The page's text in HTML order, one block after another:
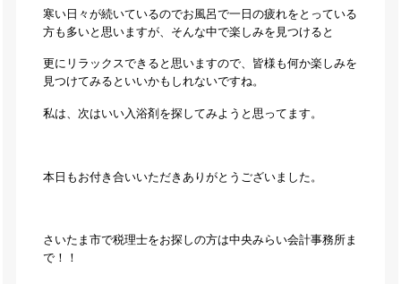
寒い日々が続いているのでお風呂で一日の疲れをとっている
方も多いと思いますが、そんな中で楽しみを見つけると
更にリラックスできると思いますので、皆様も何か楽しみを
見つけてみるといいかもしれないですね。
私は、次はいい入浴剤を探してみようと思ってます。
本日もお付き合いいただきありがとうございました。
さいたま市で税理士をお探しの方は中央みらい会計事務所ま
で！！